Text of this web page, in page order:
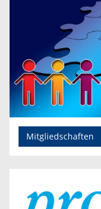
Mitgliedschaften